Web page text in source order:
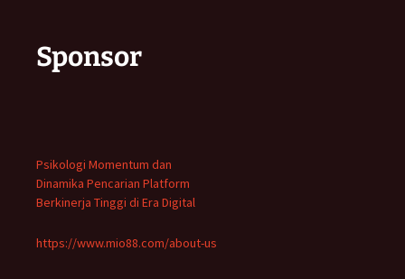
Sponsor
Psikologi Momentum dan
Dinamika Pencarian Platform
Berkinerja Tinggi di Era Digital
https://www.mio88.com/about-us